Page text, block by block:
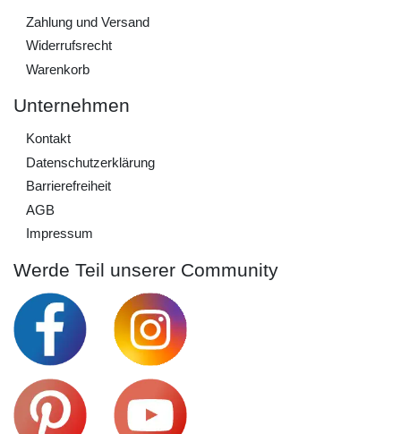
Zahlung und Versand
Widerrufs­recht
Warenkorb
Unternehmen
Kontakt
Daten­schutz­erklärung
Barrierefreiheit
AGB
Impressum
Werde Teil unserer Community